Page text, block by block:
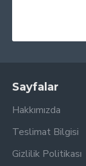
Sayfalar
Hakkımızda
Teslimat Bilgisi
Gizlilik Politikası